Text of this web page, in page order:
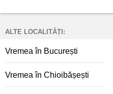
ALTE LOCALITĂȚI:
Vremea în București
Vremea în Chioibășești